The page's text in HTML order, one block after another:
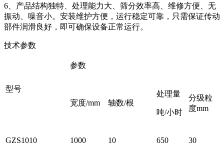
6、产品结构独特、处理能力大、筛分效率高、维修方便、无
振动、噪音小。安装维护方便，运行稳定可靠，只需保证传动
部件润滑良好，即可确保设备正常运行。
技术参数
型号
参数
宽度/mm 轴数/根
处理量
吨/小时
分级粒
度mm
GZS1010 1000 10 650 30